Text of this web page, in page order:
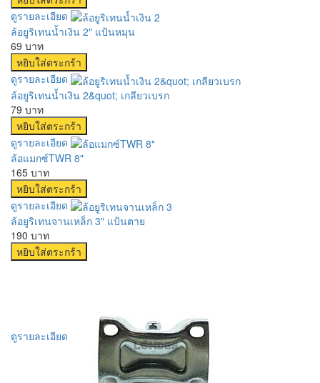
ดูรายละเอียด
ล้อยูริเทนน้ำเงิน 2" แป้นหมุน
69 บาท
ดูรายละเอียด
ล้อยูริเทนน้ำเงิน 2&quot; เกลียวเบรก
79 บาท
ดูรายละเอียด
ล้อแมกซ์TWR 8"
165 บาท
ดูรายละเอียด
ล้อยูริเทนจานเหล็ก 3" แป้นตาย
190 บาท
ดูรายละเอียด